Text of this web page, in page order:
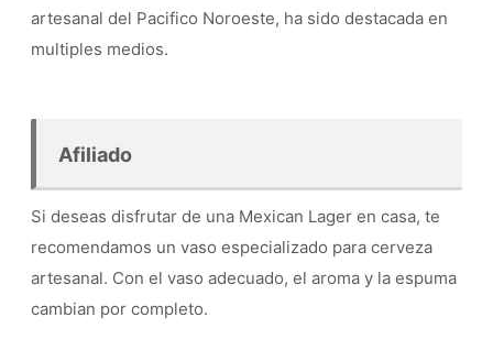
artesanal del Pacifico Noroeste, ha sido destacada en
multiples medios.
Afiliado
Si deseas disfrutar de una Mexican Lager en casa, te
recomendamos un vaso especializado para cerveza
artesanal. Con el vaso adecuado, el aroma y la espuma
cambian por completo.